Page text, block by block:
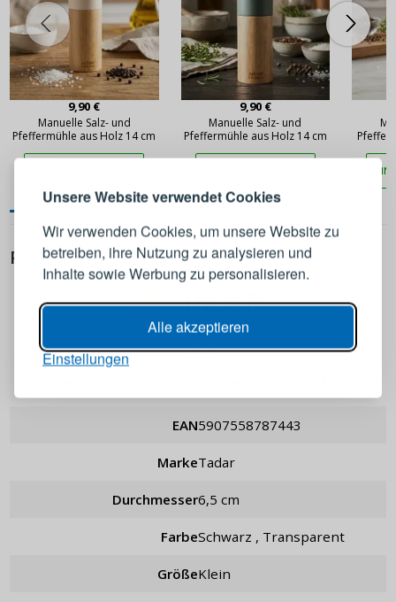
Unsere Website verwendet Cookies
Wir verwenden Cookies, um unsere Website zu
betreiben, ihre Nutzung zu analysieren und
Inhalte sowie Werbung zu personalisieren.
Alle akzeptieren
Einstellungen
9,90 €
Manuelle Salz- und
Pfeffermühle aus Holz 14 cm
9,90 €
Manuelle Salz- und
Pfeffermühle aus Holz 14 cm
IN
PRODUKTDETAILS
Tadar
EAN 5907558787443
Marke Tadar
Durchmesser 6,5 cm
Farbe schwarz , Transparent
Größe klein
ANMELDEN REGISTRIEREN
Melden Sie sich bei Ihrem
E-Mail-Adresse
Passwort erinnern